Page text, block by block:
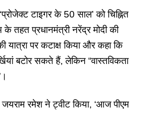
टाइगर के 50 साल’ को चिह्नित
तहत प्रधानमंत्री नरेंद्र मोदी की
यात्रा पर कटाक्ष किया और कहा कि
बटोर सकते हैं, लेकिन “वास्तविकता
रमेश ने ट्वीट किया, ‘आज पीएम